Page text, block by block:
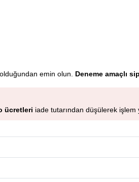
emin olun. Deneme amaçlı
ücretleri iade tutarından düşülerek işlem